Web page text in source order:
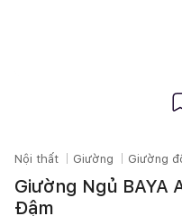
Nội thất Giường Giường
Giường Ngủ BAYA
Đậm